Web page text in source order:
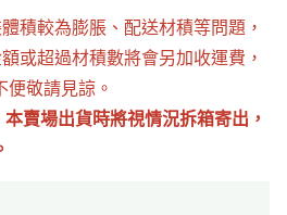
積較為膨脹、配送材積等問題，
或超過材積數將會另加收運費，
敬請見諒。
賣場出貨時將視情況拆箱寄出，